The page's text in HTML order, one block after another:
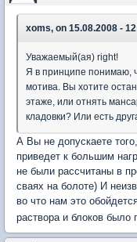
xoms, on 15.08.2008 -
Уважаемый(ая) right!
Я в принципе понимаю,
мотива. Вы хотите
этаже, или отнять
кладовки? Или есть
А Вы не допускаете
приведет к большим
не были рассчитаны в
сваях на болоте) И
во что нам это
раствора и блоков было